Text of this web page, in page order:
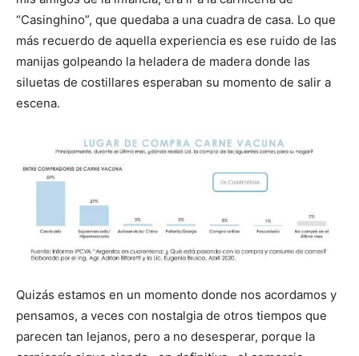
“Casinghino”, que quedaba a una cuadra de casa. Lo que
más recuerdo de aquella experiencia es ese ruido de las
manijas golpeando la heladera de madera donde las
siluetas de costillares esperaban su momento de salir a
escena.
Quizás estamos en un momento donde nos acordamos y
pensamos, a veces con nostalgia de otros tiempos que
parecen tan lejanos, pero a no desesperar, porque la